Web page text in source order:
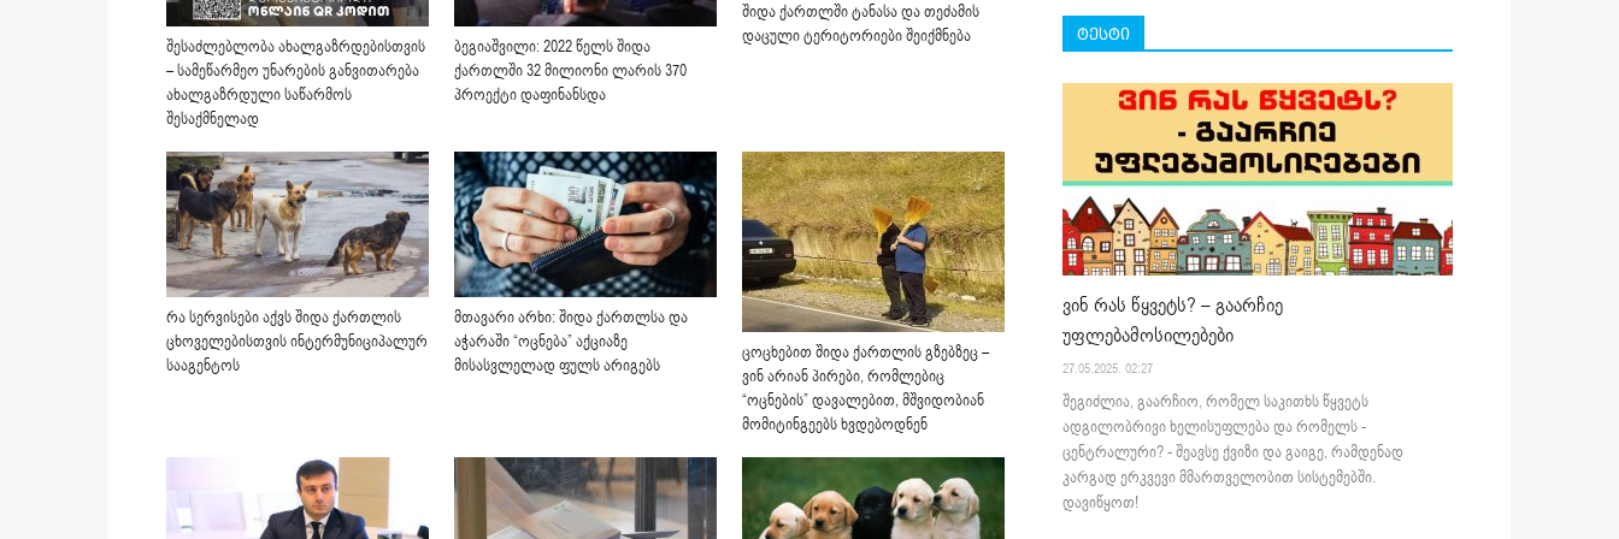
შესაძლებლობა ახალგაზრდებისთვის
– სამეწარმეო უნარების განვითარება
ახალგაზრდული საწარმოს
შესაქმნელად
ბეგიაშვილი: 2022 წელს შიდა
ქართლში 32 მილიონი ლარის 370
პროექტი დაფინანსდა
შიდა ქართლში ტანასა და თეძამის
დაცული ტერიტორიები შეიქმნება
რა სერვისები აქვს შიდა ქართლის
ცხოველებისთვის ინტერმუნიციპალურ
სააგენტოს
მთავარი არხი: შიდა ქართლსა და
აჭარაში “ოცნება” აქციაზე
მისასვლელად ფულს არიგებს
ცოცხებით შიდა ქართლის გზებზეც –
ვინ არიან პირები, რომლებიც
“ოცნების” დავალებით, მშვიდობიან
მომიტინგეებს ხვდებოდნენ
ტესტი
ვინ რას წყვეტს? – გაარჩიე
უფლებამოსილებები
27.05.2025. 02:27
შეგიძლია, გაარჩიო, რომელ საკითხს წყვეტს
ადგილობრივი ხელისუფლება და რომელს -
ცენტრალური? - შეავსე ქვიზი და გაიგე, რამდენად
კარგად ერკვევი მმართველობით სისტემებში.
დავიწყოთ!